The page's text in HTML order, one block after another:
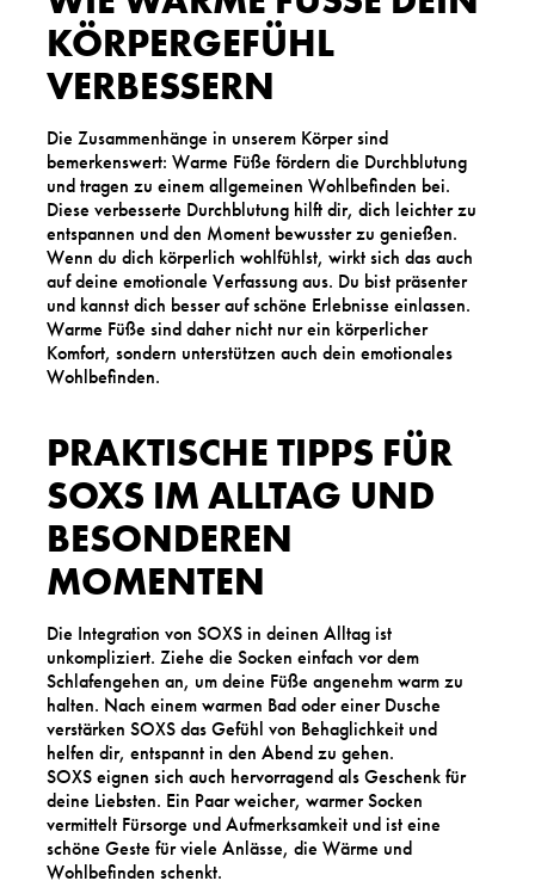
ÖRPERGEFÜHL V
ERBESSERN
Die Zusammenhänge in unserem Körper sind
bemerkenswert: Warme Füße fördern die Durchblutung
und tragen zu einem allgemeinen Wohlbefinden bei.
Diese verbesserte Durchblutung hilft dir, dich leichter zu
entspannen und den Moment bewusster zu genießen.
Wenn du dich körperlich wohlfühlst, wirkt sich das auch
auf deine emotionale Verfassung aus. Du bist präsenter
und kannst dich besser auf schöne Erlebnisse einlassen.
Warme Füße sind daher nicht nur ein körperlicher
Komfort, sondern unterstützen auch dein emotionales
Wohlbefinden.
PRAKTISCHE TIPPS FÜR
SOXS IM ALLTAG UND
BESONDEREN
MOMENTEN
Die Integration von SOXS in deinen Alltag ist
unkompliziert. Ziehe die Socken einfach vor dem
Schlafengehen an, um deine Füße angenehm warm zu
halten. Nach einem warmen Bad oder einer Dusche
verstärken SOXS das Gefühl von Behaglichkeit und
helfen dir, entspannt in den Abend zu gehen.
SOXS eignen sich auch hervorragend als Geschenk für
deine Liebsten. Ein Paar weicher, warmer Socken
vermittelt Fürsorge und Aufmerksamkeit und ist eine
schöne Geste für viele Anlässe, die Wärme und
Wohlbefinden schenkt.